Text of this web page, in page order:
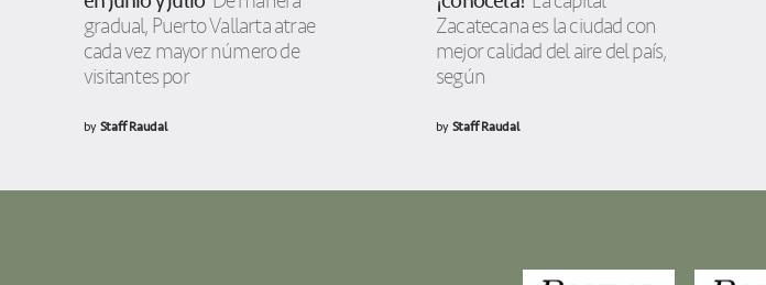
gradual, Puerto Vallarta atrae
cada vez mayor número de
visitantes por
byStaff Raudal
Zacatecana es la ciudad con
mejor calidad del aire del país,
según
byStaff Raudal